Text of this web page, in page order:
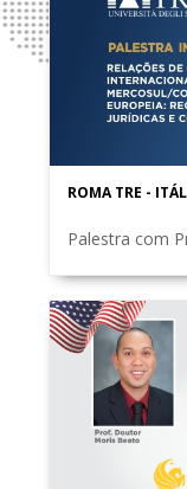
ROMA TRE -
Palestra com